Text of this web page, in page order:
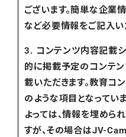
ございます。簡単な企
など必要情報をご記入い
3. コンテンツ内容記載シ
的に掲載予定のコンテン
載いただきます。教育コ
のような項目となってい
よっては、情報を埋めら
すが、その場合はJV-